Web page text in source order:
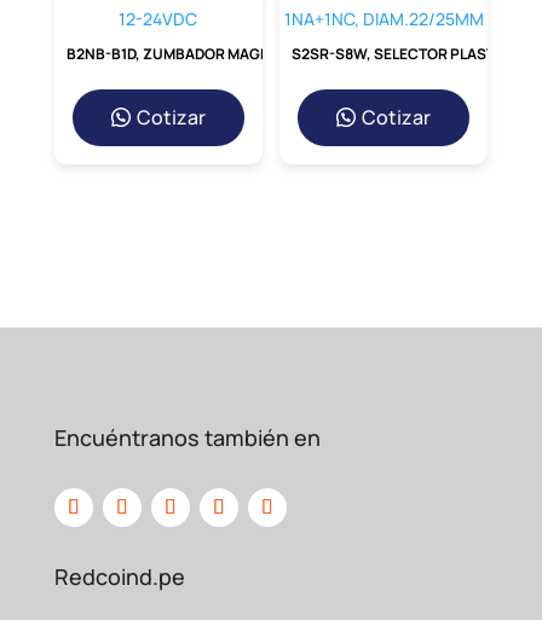
potencia, protegiendo a los operarios y
los sistemas decontrol.
Durabilidad
y Confiabilidad:
Construido con materiales de primera
técnica inteligente. Permite el control
como compresores, bombas de agua
trifásicas osistemas de climatización
interruptores
Cotizar Cotizar
Encuéntranos también en
Redcoind.pe